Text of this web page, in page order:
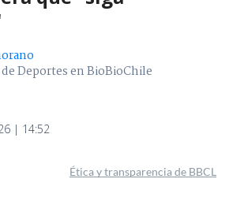
Deportes en BioBioChile
| 14:52
Ética y transparencia de BBCL